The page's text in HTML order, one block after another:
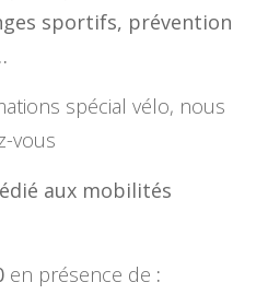
sportifs, prévention
spécial vélo, nous
vous
aux mobilités
en présence de :